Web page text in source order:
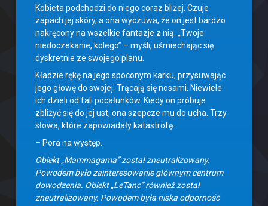
Kobieta podchodzi do niego coraz bliżej. Czuje
zapach jej skóry, a ona wyczuwa, że on jest bardzo
nakręcony na wszelkie fantazje z nią. „Twoje
niedoczekanie, kolego” – myśli, uśmiechając się
dyskretnie ze swojego planu.
Kładzie rękę na jego spoconym karku, przysuwając
jego głowę do swojej. Trącają się nosami. Niewiele
ich dzieli od fali pocałunków. Kiedy on próbuje
zbliżyć się do jej ust, ona szepcze mu do ucha. Trzy
słowa, które zapowiadały katastrofę.
– Pora na występ.
Obiekt „Mammagama” został zneutralizowany.
Powodem było zainteresowanie głównym centrum
dowodzenia. Obiekt „LeTanc” również został
zneutralizowany. Powodem była niska odporność